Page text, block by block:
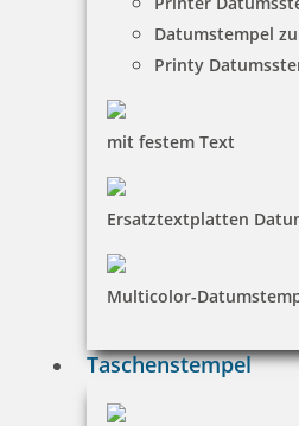
Datumstempel
Printy
mit festem Text
Ersatztextplatten
Multicolor-
Taschenstempel
Jetzt gestalten
Holzstempel